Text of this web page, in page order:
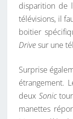
disparition de
télévisions, il
boitier
Drivesur une
Surprise
étrangement.
deux Sonic
manettes